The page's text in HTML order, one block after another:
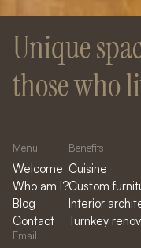
Unique
those who
Menu
Welcome
Who am I?
Blog
Contact
Benefits
Cuisine
Custom
Interior
Turnkey
Email